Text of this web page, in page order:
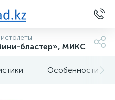
бластер», МИКС
Особенности